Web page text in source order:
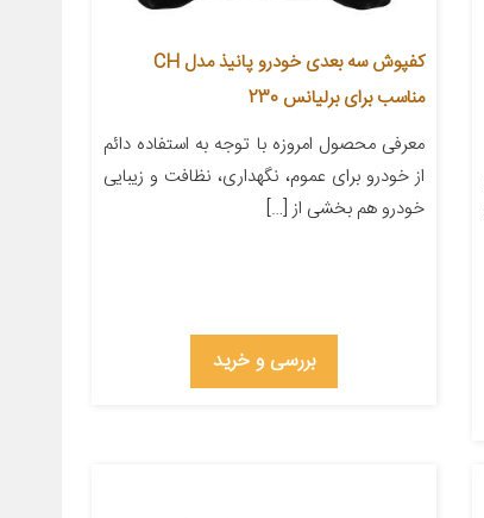
کفپوش سه بعدی خودرو پانیذ مدل CH
مناسب برای برلیانس 230
معرفی محصول امروزه با توجه به استفاده دائم
از خودرو برای عموم، نگهداری، نظافت و زیبایی
خودرو هم بخشی از […]
بررسی و خرید